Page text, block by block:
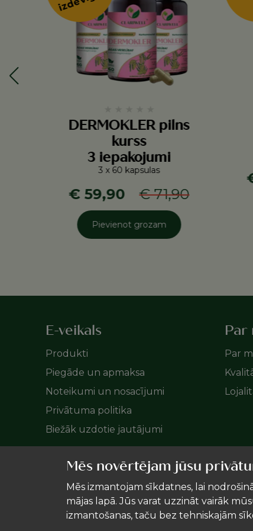
Mēs novērtējam jūsu
Mēs izmantojam sīkdatnes, lai
mājas lapā. Jūs varat uzzināt vairāk
izmantošanas, taču bez tehniskajām
DERMOKLER pilns
kurss
3 iepakojumi
3 x 60 kapsulas
€ 59,90 € 71,90
Pievienot grozam
E-veikals
Produkti
Piegāde un apmaksa
Noteikumi un nosacījumi
Privātuma politika
Biežāk uzdotie jautājumi
Par
Par